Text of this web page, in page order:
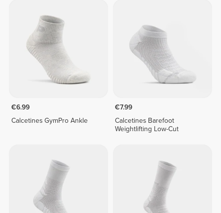
€6.99
Calcetines GymPro Ankle
€7.99
Calcetines Barefoot
Weightlifting Low-Cut